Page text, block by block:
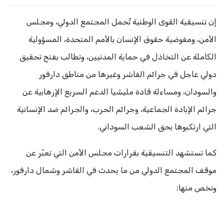
إن تنسيقية القوى الوطنية تُحمل المجتمع الدولي، ومجلس
الأمن، ومفوضية حقوق الإنسان بالأمم المتحدة، المسؤولية
الكاملة عن التخاذل في حماية المدنيين، وتطالب بفتح تحقيق
دولي عاجل في جرائم الفاشر وغيرها من مناطق دارفور
والسودان، ومساءلة قادة مليشيا الدعم السريع الإرهابية عن
جرائم الإبادة الجماعية، وجرائم الحرب، والجرائم ضد الإنسانية
التي ارتكبوها بحق الشعب السوداني.
كما تستشهد التنسيقية بقرارات مجلس الأمن التي تعبّر عن
موقف المجتمع الدولي من ما يحدث في الفاشر وشمال دارفور،
ونخص منها: